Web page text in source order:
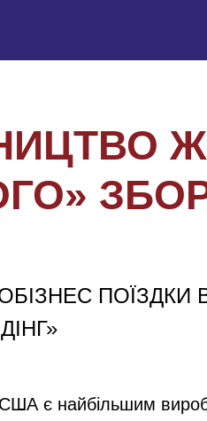
ПОЇЗДКИ
США є найбільшим